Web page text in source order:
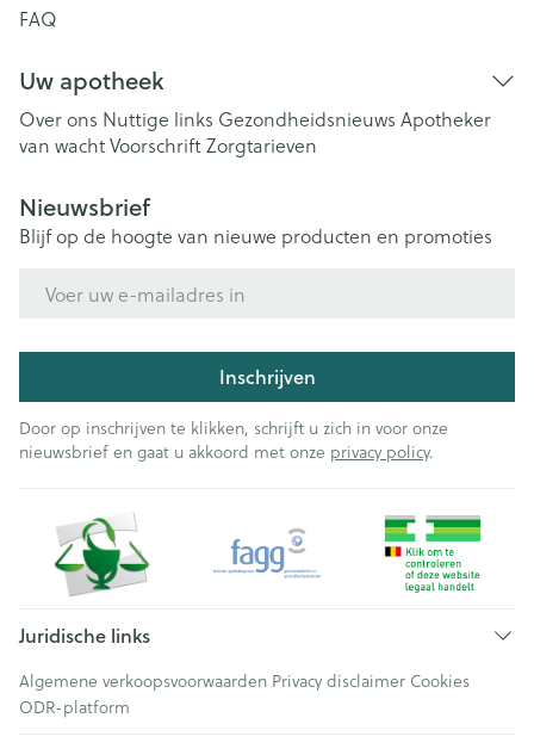
FAQ
Uw apotheek
Over ons Nuttige links Gezondheidsnieuws Apotheker
van wachtVoorschriftZorgtarieven
Nieuwsbrief
Blijf op de hoogte van nieuwe producten en promoties
Inschrijven
Door op inschrijven te klikken, schrijft u zich in voor onze
nieuwsbrief en gaat u akkoord met onze privacy policy.
Juridische links
Algemene verkoopsvoorwaarden Privacy disclaimer Cookies
ODR-platform